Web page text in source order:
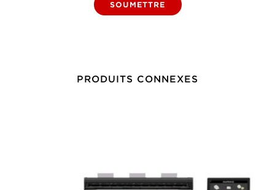
SOUMETTRE
PRODUITS CONNEXES